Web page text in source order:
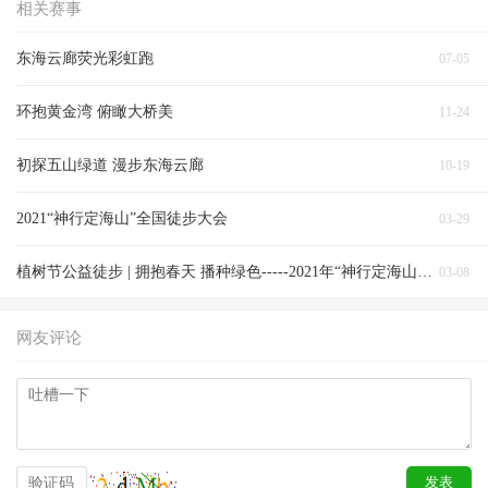
相关赛事
07-05
东海云廊荧光彩虹跑
11-24
环抱黄金湾 俯瞰大桥美
10-19
初探五山绿道 漫步东海云廊
03-29
2021“神行定海山”全国徒步大会
03-08
植树节公益徒步 | 拥抱春天 播种绿色-----2021年“神行定海山﹒约定海那边”徒步登山活动第三站
网友评论